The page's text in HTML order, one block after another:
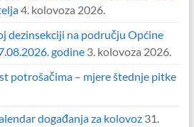
4. kolovoza 2026.
dezinsekciji na području Općine
godine 3. kolovoza 2026.
potrošačima – mjere štednje pitke
događanja za kolovoz 31.